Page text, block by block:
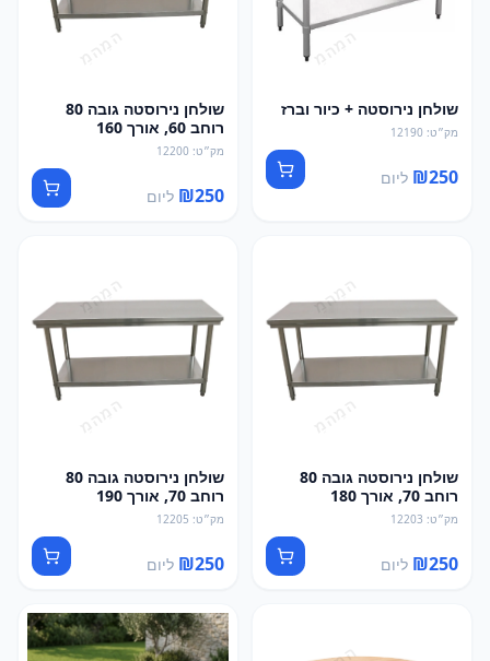
שולחן נירוסטה + כיור וברז
מק״ט:
12190
₪250 ליום
שולחן נירוסטה גובה 80
רוחב 60, אורך 160
מק״ט:
12200
₪250 ליום
שולחן נירוסטה גובה 80
רוחב 70, אורך 180
מק״ט:
12203
₪250 ליום
שולחן נירוסטה גובה 80
רוחב 70, אורך 190
מק״ט:
12205
₪250 ליום